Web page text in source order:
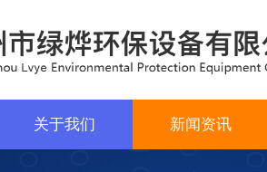
关于我们 新闻资讯